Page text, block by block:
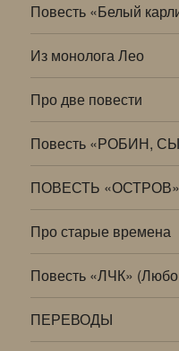
Повесть «Белый
Из монолога Лео
Про две повести
Повесть «РОБИН,
ПОВЕСТЬ «ОСТРОВ»
Про старые времена
Повесть «ЛЧК»
ПЕРЕВОДЫ